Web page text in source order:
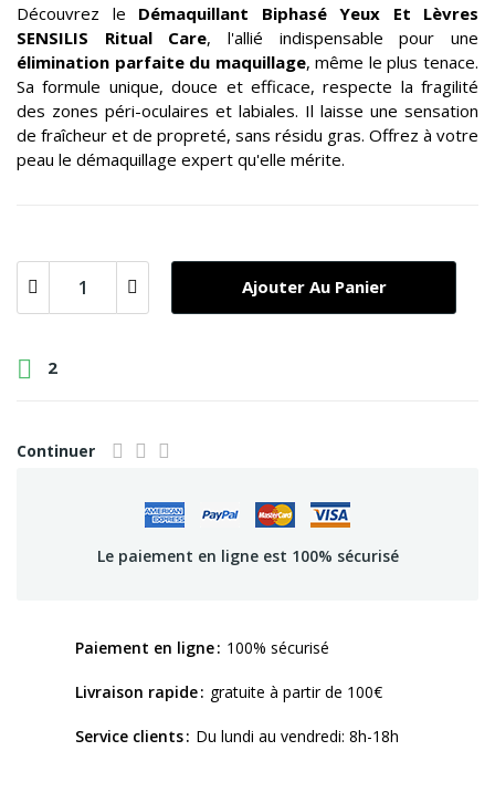
Découvrez le Démaquillant Biphasé Yeux Et Lèvres
SENSILIS Ritual Care, l'allié indispensable pour une
élimination parfaite du maquillage, même le plus tenace.
Sa formule unique, douce et efficace, respecte la fragilité
des zones péri-oculaires et labiales. Il laisse une sensation
de fraîcheur et de propreté, sans résidu gras. Offrez à votre
peau le démaquillage expert qu'elle mérite.
Ajouter Au Panier
 2
Continuer
Le paiement en ligne est 100% sécurisé
Paiement en ligne 100% sécurisé
Livraison rapide gratuite à partir de 100€
Service clients Du lundi au vendredi: 8h-18h